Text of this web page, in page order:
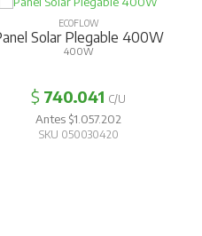
ECOFLOW
Solar Plegable 400W
400W
$ 740.041 C/U
Antes $1.057.202
SKU 050030420